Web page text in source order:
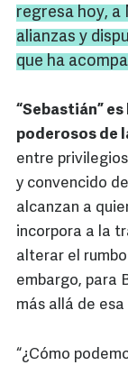
regresa hoy,
alianzas y
que ha
“Sebastián”
poderosos de
entre
y convencido
alcanzan a
incorpora a la
alterar el
embargo, para
más allá de
“¿Cómo